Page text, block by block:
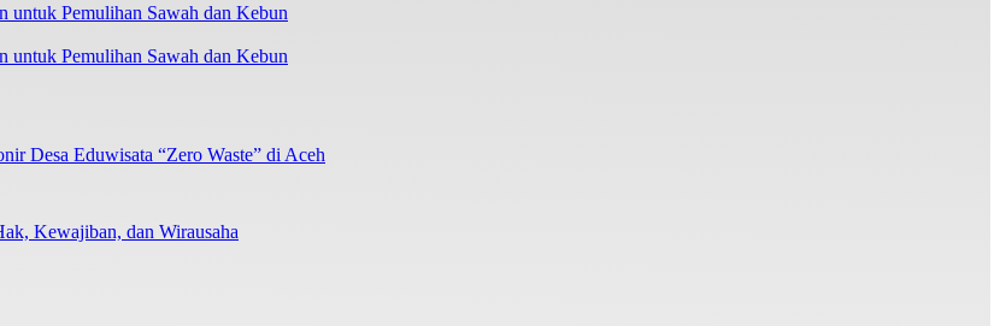
untuk Pemulihan Sawah dan Kebun
Desa Eduwisata “Zero Waste” di Aceh
Kewajiban, dan Wirausaha